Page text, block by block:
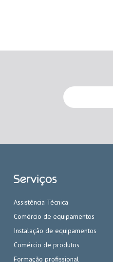
Serviços
Assistência Técnica
Comércio de equipamentos
Instalação de equipamentos
Comércio de produtos
Formação profissional